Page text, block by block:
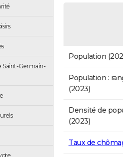
Saint-Germain-
Population
Population :
(2023)
Densité de
(2023)
Taux de